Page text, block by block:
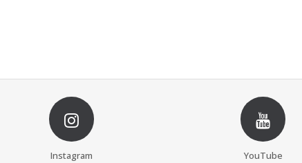
Instagram
YouTube